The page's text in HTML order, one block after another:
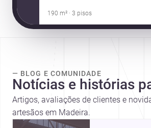
190 m² · 3 pisos
— BLOG E COMUNIDADE
Notícias e histórias
Artigos, avaliações de clientes e
artesãos em Madeira.